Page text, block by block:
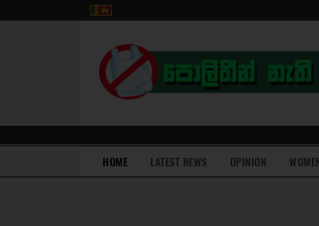
HOME(current)LATEST NEWS OPINION